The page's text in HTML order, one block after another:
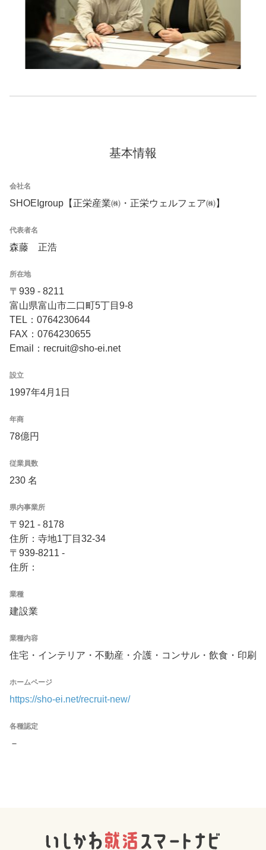
基本情報
会社名
SHOEIgroup【正栄産業㈱・正栄ウェルフェア㈱】
代表者名
森藤 正浩
所在地
〒939 - 8211
富山県富山市二口町5丁目9-8
TEL：0764230644
FAX：0764230655
Email：recruit@sho-ei.net
設立
1997年4月1日
年商
78億円
従業員数
230 名
県内事業所
〒921 - 8178
住所：寺地1丁目32-34
〒939-8211 -
住所：
業種
建設業
業種内容
住宅・インテリア・不動産・介護・コンサル・飲食・印刷
ホームページ
https://sho-ei.net/recruit-new/
各種認定
－